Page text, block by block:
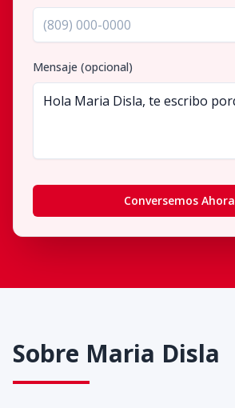
Mensaje (opcional)
Conversemos Ahora
Sobre Maria Disla